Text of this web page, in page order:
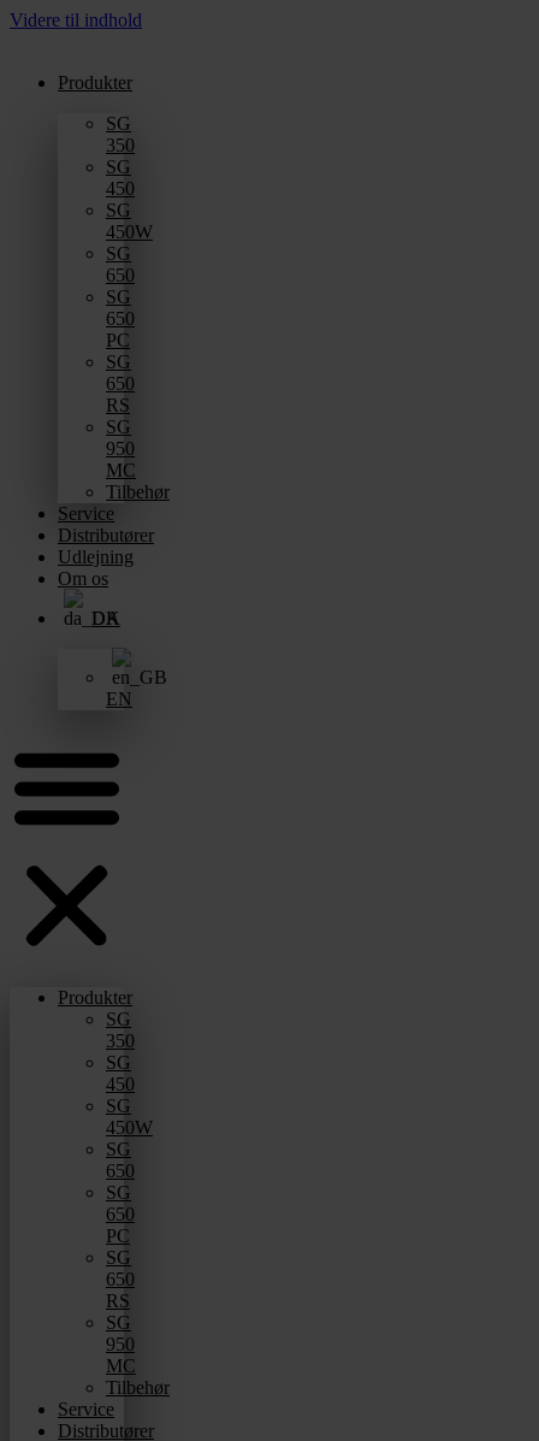
Videre til indhold
Produkter
SG
350
SG
450
SG
450W
SG
650
SG
650
PC
SG
650
RS
SG
950
MC
Tilbehør
Service
Distributører
Udlejning
Om os
DA
EN
Produkter
SG
350
SG
450
SG
450W
SG
650
SG
650
PC
SG
650
RS
SG
950
MC
Tilbehør
Service
Distributører